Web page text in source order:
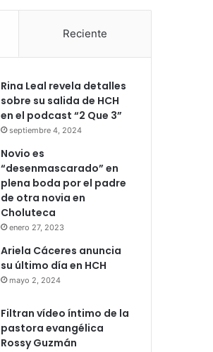
Reciente
Rina Leal revela detalles
sobre su salida de HCH
en el podcast “2 Que 3”
septiembre 4, 2024
Novio es
“desenmascarado” en
plena boda por el padre
de otra novia en
Choluteca
enero 27, 2023
Ariela Cáceres anuncia
su último día en HCH
mayo 2, 2024
Filtran vídeo íntimo de la
pastora evangélica
Rossy Guzmán